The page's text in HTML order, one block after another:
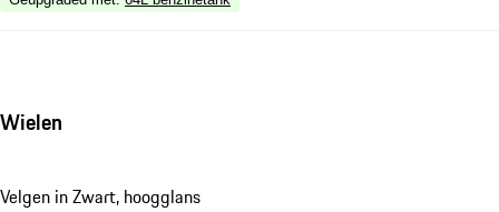
Wielen
Velgen in Zwart, hoogglans